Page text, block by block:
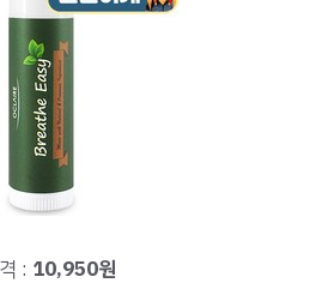
: 10,950원